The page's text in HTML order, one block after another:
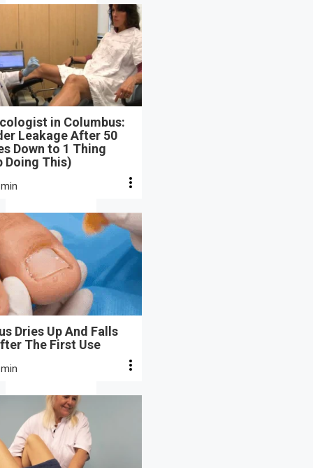
in Columbus:
Leakage After 50
Down to 1 Thing
Doing This)
Dries Up And Falls
The First Use